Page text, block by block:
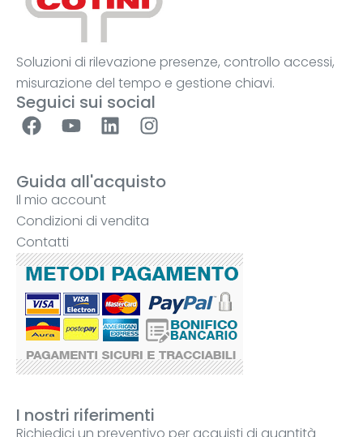
Soluzioni di rilevazione presenze, controllo accessi,
misurazione del tempo e gestione chiavi.
Seguici sui social
Guida all'acquisto
Il mio account
Condizioni di vendita
Contatti
I nostri riferimenti